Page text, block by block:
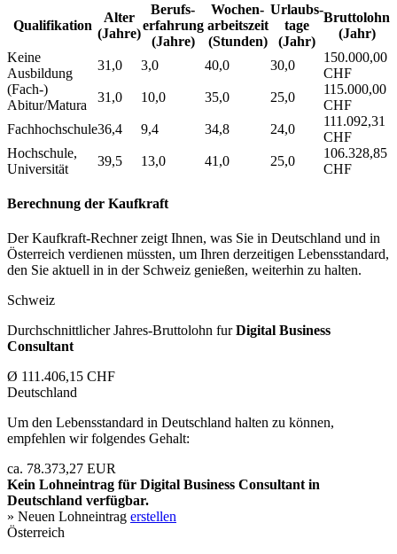
Qualifikation
Alter
(Jahre)
Berufs­
erfahrung
(Jahre)
Wochen­
arbeitszeit
(Stunden)
Urlaubs­
tage
(Jahr)
Bruttolohn
(Jahr)
Keine
Ausbildung
31,0 3,0 40,0 30,0
150.000,00
CHF
(Fach-)
Abitur/Matura
31,0 10,0 35,0 25,0
115.000,00
CHF
Fachhochschule36,4 9,4 34,8 24,0
111.092,31
CHF
Hochschule,
Universität
39,5 13,0 41,0 25,0
106.328,85
CHF
Berechnung der Kaufkraft
Der Kaufkraft-Rechner zeigt Ihnen, was Sie in Deutschland und in
Österreich verdienen müssten, um Ihren derzeitigen Lebensstandard,
den Sie aktuell in in der Schweiz genießen, weiterhin zu halten.
Schweiz
Durchschnittlicher Jahres-Bruttolohn furDigital Business
Consultant
Ø 111.406,15 CHF
Deutschland
Um den Lebensstandard in Deutschland halten zu können,
empfehlen wir folgendes Gehalt:
ca. 78.373,27 EUR
Kein Lohneintrag für Digital Business Consultantin
Deutschland verfügbar.
» Neuen Lohneintrag erstellen
Österreich